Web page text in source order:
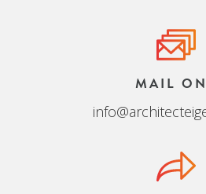
MAIL